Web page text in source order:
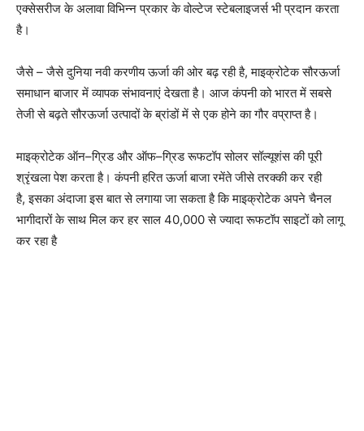
एक्सेसरीज के अलावा विभिन्न प्रकार के वोल्टेज स्टेबलाइजर्स भी प्रदान करता
है।
जैसे–जैसे दुनिया नवी करणीय ऊर्जा की ओर बढ़ रही है,माइक्रोटेक सौरऊर्जा
समाधान बाजार में व्यापक संभावनाएं देखता है। आज कंपनी को भारत में सबसे
तेजी से बढ़ते सौरऊर्जा उत्पादों के ब्रांडों में से एक होने का गौर वप्राप्त है।
माइक्रोटेक ऑन–ग्रिड और ऑफ–ग्रिड रूफटॉप सोलर सॉल्यूशंस की पूरी
श्रृंखला पेश करता है। कंपनी हरित ऊर्जा बाजा रमेंते जीसे तरक्की कर रही
है,इसका अंदाजा इस बात से लगाया जा सकता है कि माइक्रोटेक अपने चैनल
भागीदारों के साथ मिल कर हर साल 40,000से ज्यादा रूफटॉप साइटों को लागू
कर रहा है